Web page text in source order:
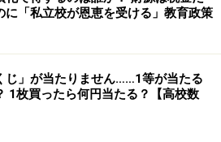
習面以外には「部活が忙しくなっ
先生が担当する」など、学校生
も多いことがわかります。続い
１になって苦労したこと」につ
果を見てみましょう。
に「私立校が恩恵を受ける」教育政策
じ」が当たりません……1等が当たる
1枚買ったら何円当たる？【高校数